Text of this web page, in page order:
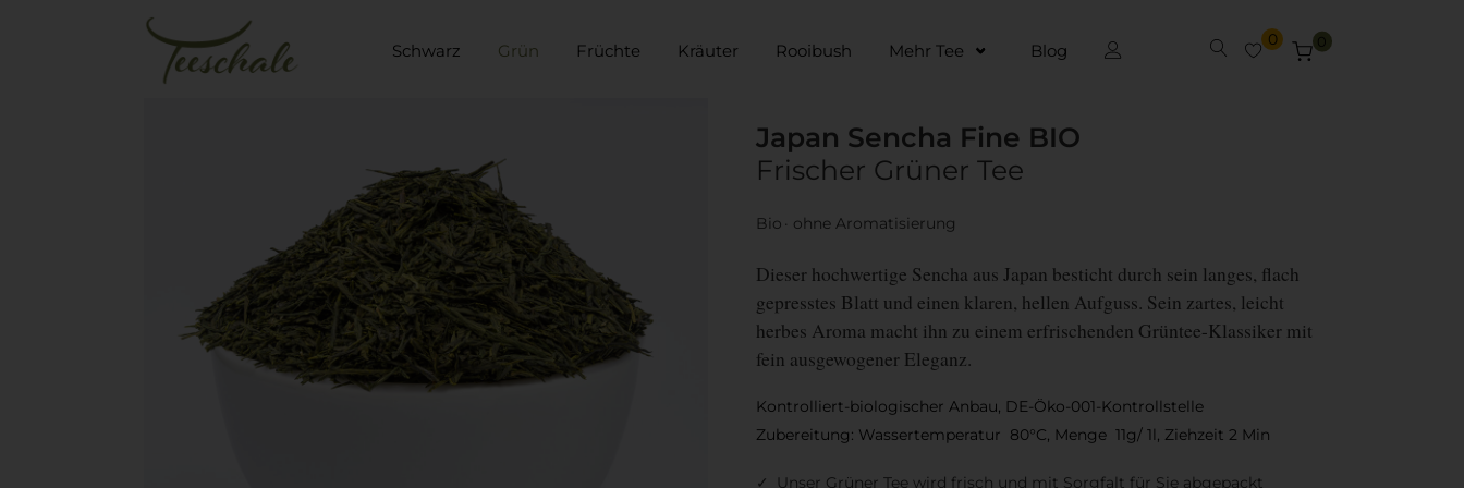
Schwarz Grün Früchte Kräuter Rooibush Mehr Tee Blog
0
Japan Sencha Fine BIO
Frischer Grüner Tee
Bio ohne Aromatisierung
Dieser hochwertige Sencha aus Japan besticht durch sein langes, flach
gepresstes Blatt und einen klaren, hellen Aufguss. Sein zartes, leicht
herbes Aroma macht ihn zu einem erfrischenden Grüntee-Klassiker mit
fein ausgewogener Eleganz.
Kontrolliert-biologischer Anbau, DE-Öko-001-Kontrollstelle
Zubereitung: Wassertemperatur 80°C, Menge 11g/ 1l, Ziehzeit 2 Min
Unser Grüner Tee wird frisch und mit Sorgfalt für Sie abgepackt